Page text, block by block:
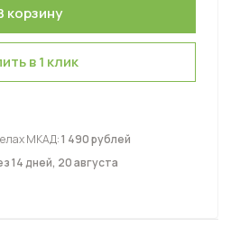
в 1 клик
МКАД:1 490 рублей
14 дней, 20 августа